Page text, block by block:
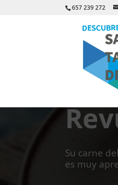
657 239 272
Su carne
es muy